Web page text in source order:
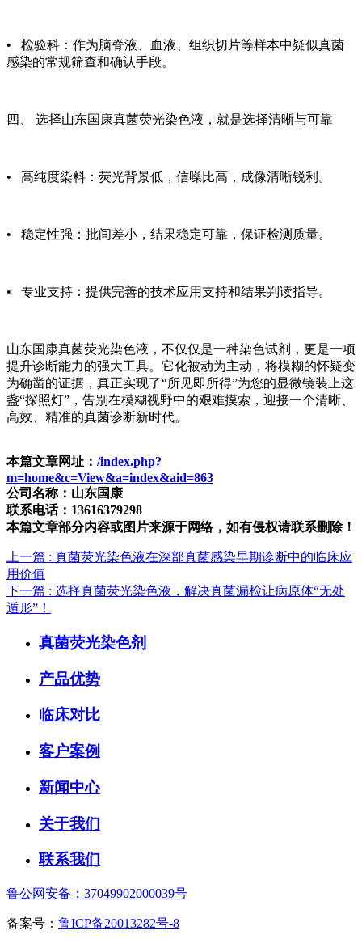
• 检验科：作为脑脊液、血液、组织切片等样本中疑似真菌
感染的常规筛查和确认手段。
四、 选择山东国康真菌荧光染色液，就是选择清晰与可靠
• 高纯度染料：荧光背景低，信噪比高，成像清晰锐利。
• 稳定性强：批间差小，结果稳定可靠，保证检测质量。
• 专业支持：提供完善的技术应用支持和结果判读指导。
山东国康真菌荧光染色液，不仅仅是一种染色试剂，更是一项
提升诊断能力的强大工具。它化被动为主动，将模糊的怀疑变
为确凿的证据，真正实现了“所见即所得”为您的显微镜装上这
盏“探照灯”，告别在模糊视野中的艰难摸索，迎接一个清晰、
高效、精准的真菌诊断新时代。
本篇文章网址： /index.php?
m=home&c=View&a=index&aid=863
公司名称：山东国康
联系电话：13616379298
本篇文章部分内容或图片来源于网络，如有侵权请联系删除！
上一篇 : 真菌荧光染色液在深部真菌感染早期诊断中的临床应
用价值
下一篇 : 选择真菌荧光染色液，解决真菌漏检让病原体“无处
遁形”！
真菌荧光染色剂
产品优势
临床对比
客户案例
新闻中心
关于我们
联系我们
鲁公网安备：37049902000039号
备案号： 鲁ICP备20013282号-8